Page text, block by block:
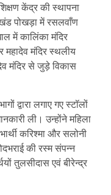
केंद्र की स्थापना
पोखड़ा में रसलवाँण
में कालिंका मंदिर
मंदिर स्थलीय
मंदिर से जुड़े विकास
द्वारा लगाए गए स्टॉलों
ली। उन्होंने महिला
करिश्मा और सलोनी
की रस्म संपन्न
तुलसीदास एवं बीरेन्द्र